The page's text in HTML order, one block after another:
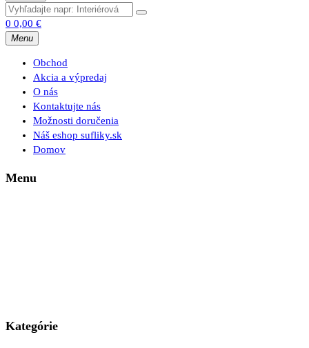
0 0,00 €
Menu
Obchod
Akcia a výpredaj
O nás
Kontaktujte nás
Možnosti doručenia
Náš eshop sufliky.sk
Domov
Menu
Kategórie